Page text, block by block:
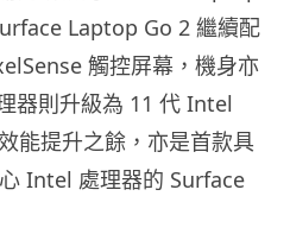
Laptop Go 2 繼續配
觸控屏幕，機身亦
器則升級為 11 代 Intel
能提升之餘，亦是首款具
Intel 處理器的 Surface